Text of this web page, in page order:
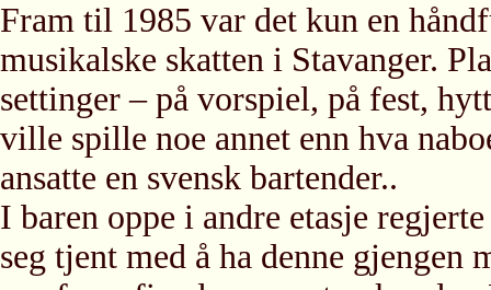
Fram til 1985 var det kun en
musikalske skatten i Stavanger.
settinger – på vorspiel, på fest,
ville spille noe annet enn hva
ansatte en svensk bartender..
I baren oppe i andre etasje
seg tjent med å ha denne